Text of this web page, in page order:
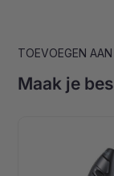
TOEVOEGEN
Maak je